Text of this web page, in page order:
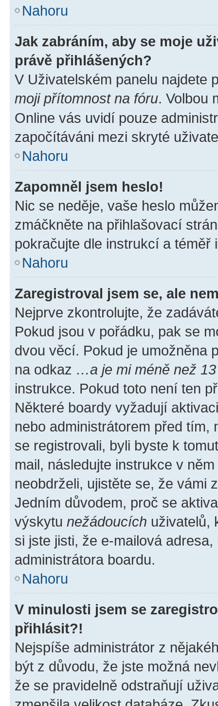
Nahoru
Jak zabráním, aby se moje
právě přihlášených?
V Uživatelském panelu najdete
moji přítomnost na fóru. Volbou
Online vás uvidí pouze
započítáváni mezi skryté
Nahoru
Zapomněl jsem heslo!
Nic se neděje, vaše heslo
zmáčkněte na přihlašovací
pokračujte dle instrukcí a téměř
Nahoru
Zaregistroval jsem se, ale
Nejprve zkontrolujte, že
Pokud jsou v pořádku, pak se
dvou věcí. Pokud je umožněna
na odkaz …a je mi méně než
instrukce. Pokud toto není ten
Některé boardy vyžadují
nebo administrátorem před tím,
se registrovali, byli byste k
mail, následujte instrukce v
neobdrželi, ujistěte se, že vámi
Jedním důvodem, proč se
výskytu nežádoucích uživatelů,
si jste jisti, že e-mailová
administrátora boardu.
Nahoru
V minulosti jsem se
přihlásit?!
Nejspíše administrátor z
být z důvodu, že jste možná
že se pravidelně odstraňují